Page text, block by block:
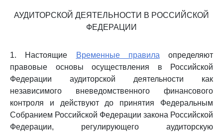
АУДИТОРСКОЙ ДЕЯТЕЛЬНОСТИ В РОССИЙСКОЙ
ФЕДЕРАЦИИ
1. Настоящие Временные правила определяют
правовые основы осуществления в Российской
Федерации аудиторской деятельности как
независимого вневедомственного финансового
контроля и действуют до принятия Федеральным
Собранием Российской Федерации закона Российской
Федерации, регулирующего аудиторскую